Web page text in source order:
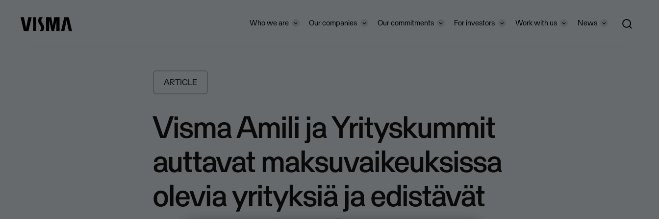
Who we are Our companies Our commitments For investors Work with us News
ARTICLE
Visma Amili ja Yrityskummit
auttavat maksuvaikeuksissa
olevia yrityksiä ja edistävät